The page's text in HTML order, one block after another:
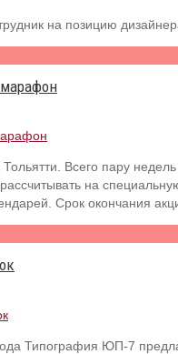
на позицию
Всего пару
на
Срок окончания
Типография ЮП-7